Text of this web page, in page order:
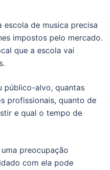
escola de musica precisa
impostos pelo mercado.
que a escola vai
público-alvo, quantas
profissionais, quanto de
e qual o tempo de
preocupação
com ela pode